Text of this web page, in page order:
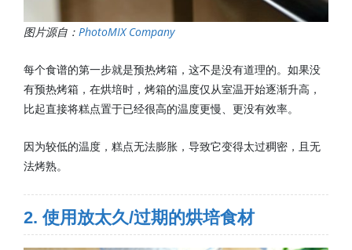
图片源自： PhotoMIX Company
每个食谱的第一步就是预热烤箱，这不是没有道理的。如果没
有预热烤箱，在烘培时，烤箱的温度仅从室温开始逐渐升高，
比起直接将糕点置于已经很高的温度更慢、更没有效率。
因为较低的温度，糕点无法膨胀，导致它变得太过稠密，且无
法烤熟。
2. 使用放太久/过期的烘培食材